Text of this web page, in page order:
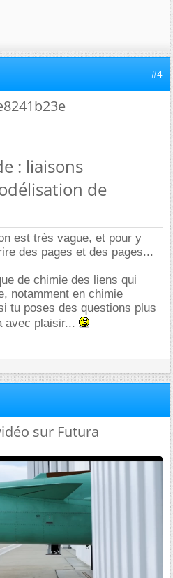
#4
: liaisons
de
est très vague, et pour y
des pages et des pages...
de chimie des liens qui
notamment en chimie
tu poses des questions plus
avec plaisir...
sur Futura